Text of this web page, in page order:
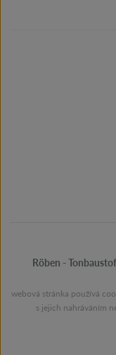
Röben -
webová stránka používá
s jejich nahráváním